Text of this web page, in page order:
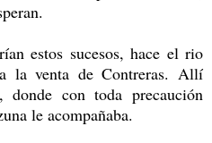
estos sucesos, hace el rio
la venta de Contreras. Allí
con toda precaución
le acompañaba.